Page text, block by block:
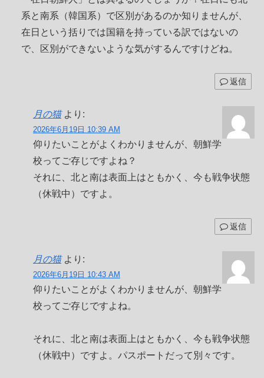
系と南系（韓国系）で区別があるのか知りませんが、
在日という括りでは国籍を持っている訳ではないの
で、区別ができないような気がするんですけどね。
返信
月の猫 より:
2026年6月19日 10:39 AM
仰りたいことがよくわかりませんが、朝鮮学
校ってご存じですよね？
それに、北と南は表面上はともかく、今も戦争状態
（休戦中）ですよ。
返信
月の猫 より:
2026年6月19日 10:43 AM
仰りたいことがよくわかりませんが、朝鮮学
校ってご存じですよね。
それに、北と南は表面上はともかく、今も戦争状態
（休戦中）ですよ。パスポートだって別々です。